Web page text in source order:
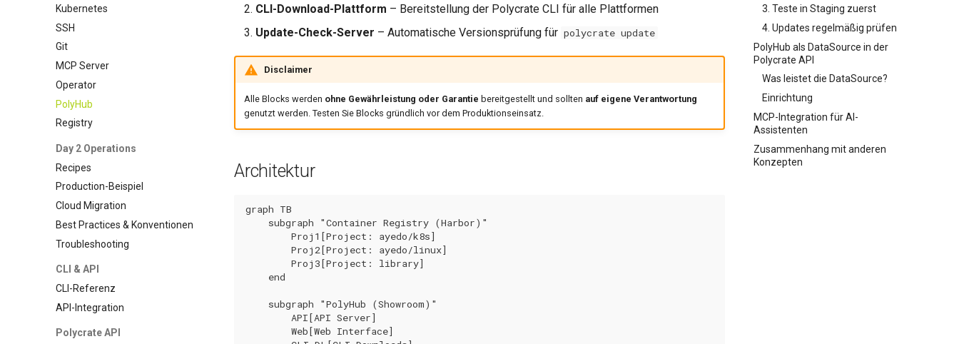
Kubernetes
SSH
Git
MCP Server
Operator
PolyHub
Registry
Day 2 Operations
Recipes
Production-Beispiel
Cloud Migration
Best Practices & Konventionen
Troubleshooting
CLI & API
CLI-Referenz
API-Integration
Polycrate API
3. Teste in Staging zuerst
4. Updates regelmäßig prüfen
PolyHub als DataSource in der
Polycrate API
Was leistet die DataSource?
Einrichtung
MCP-Integration für AI-
Assistenten
Zusammenhang mit anderen
Konzepten
CLI-Download-Plattform – Bereitstellung der Polycrate CLI für alle Plattformen
Update-Check-Server – Automatische Versionsprüfung für polycrate update
Disclaimer
Alle Blocks werden ohne Gewährleistung oder Garantie bereitgestellt und sollten auf eigene Verantwortung
genutzt werden. Testen Sie Blocks gründlich vor dem Produktionseinsatz.
Architektur
graph TB
    subgraph "Container Registry (Harbor)"
        Proj1[Project: ayedo/k8s]
        Proj2[Project: ayedo/linux]
        Proj3[Project: library]
    end
    subgraph "PolyHub (Showroom)"
        API[API Server]
        Web[Web Interface]